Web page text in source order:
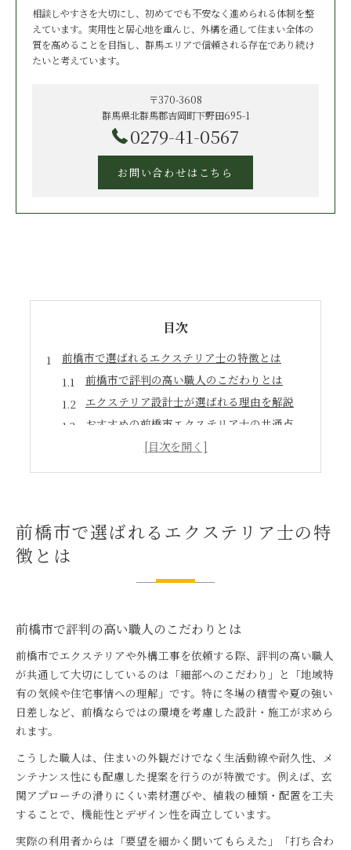
相談しやすさを大切にし、初めてでも不安なく進められる体制を整
えています。実用性と居心地を重んじ、外構を通して住まい全体の
質を高めることを目指し、群馬エリアで信頼される存在であり続け
たいと考えています。
〒370-3608
群馬県北群馬郡吉岡町下野田695-1
0279-41-0567
お問い合わせはこちら
目次
前橋市で選ばれるエクステリア士の特徴とは
前橋市で評判の高い職人のこだわりとは
エクステリア設計士が選ばれる理由を解説
おすすめの前橋市エクステリア士の共通点
外構工事で信頼される前橋市職人の特長
エクステリア設計士の提案力と実績の違い
前橋市の職人がもたらす外構設計のメリット
職人が語る前橋市の外構デザイン最前線
おすすめデザインを実現する職人の工夫
前橋市の外構デザインで重視される要素
職人目線で語る前橋市の外構施工実例
おすすめのエクステリア士活用術を解説
前橋市でおすすめのエクステリア士活用法
職人選びのコツとエクステリア活用術
前橋市エクステリア士の賢い選び方とは
外構工事を成功に導くおすすめ職人の使い方
前橋市で選ばれるエクステリア士の特
徴とは
前橋市で評判の高い職人のこだわりとは
前橋市でエクステリアや外構工事を依頼する際、評判の高い職人
が共通して大切にしているのは「細部へのこだわり」と「地域特
有の気候や住宅事情への理解」です。特に冬場の積雪や夏の強い
日差しなど、前橋ならではの環境を考慮した設計・施工が求めら
れます。
こうした職人は、住まいの外観だけでなく生活動線や耐久性、メ
ンテナンス性にも配慮した提案を行うのが特徴です。例えば、玄
関アプローチの滑りにくい素材選びや、植栽の種類・配置を工夫
することで、機能性とデザイン性を両立しています。
実際の利用者からは「要望を細かく聞いてもらえた」「打ち合わ